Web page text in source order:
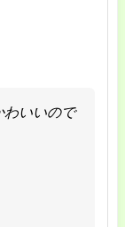
わいいので